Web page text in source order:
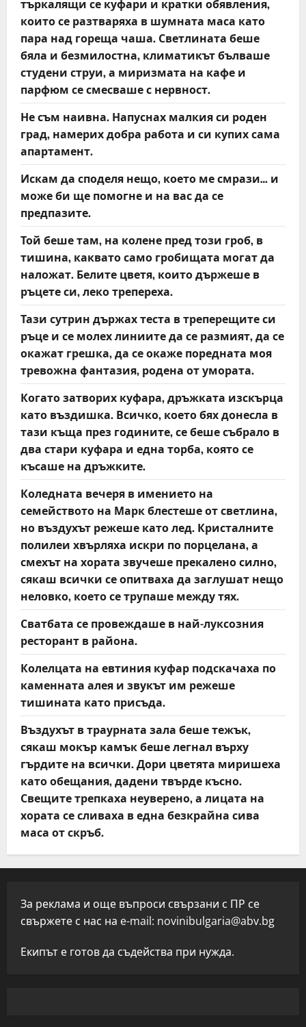
търкалящи се куфари и кратки обявления,
които се разтваряха в шумната маса като
пара над гореща чаша. Светлината беше
бяла и безмилостна, климатикът бълваше
студени струи, а миризмата на кафе и
парфюм се смесваше с нервност.
Не съм наивна. Напуснах малкия си роден
град, намерих добра работа и си купих сама
апартамент.
Искам да споделя нещо, което ме смрази… и
може би ще помогне и на вас да се
предпазите.
Той беше там, на колене пред този гроб, в
тишина, каквато само гробищата могат да
наложат. Белите цветя, които държеше в
ръцете си, леко трепереха.
Тази сутрин държах теста в треперещите си
ръце и се молех линиите да се размият, да се
окажат грешка, да се окаже поредната моя
тревожна фантазия, родена от умората.
Когато затворих куфара, дръжката изскърца
като въздишка. Всичко, което бях донесла в
тази къща през годините, се беше събрало в
два стари куфара и една торба, която се
късаше на дръжките.
Коледната вечеря в имението на
семейството на Марк блестеше от светлина,
но въздухът режеше като лед. Кристалните
полилеи хвърляха искри по порцелана, а
смехът на хората звучеше прекалено силно,
сякаш всички се опитваха да заглушат нещо
неловко, което се трупаше между тях.
Сватбата се провеждаше в най-луксозния
ресторант в района.
Колелцата на евтиния куфар подскачаха по
каменната алея и звукът им режеше
тишината като присъда.
Въздухът в траурната зала беше тежък,
сякаш мокър камък беше легнал върху
гърдите на всички. Дори цветята миришеха
като обещания, дадени твърде късно.
Свещите трепкаха неуверено, а лицата на
хората се сливаха в една безкрайна сива
маса от скръб.
За реклама и още въпроси свързани с ПР се
свържете с нас на e-mail: novinibulgaria@abv.bg
Екипът е готов да съдейства при нужда.